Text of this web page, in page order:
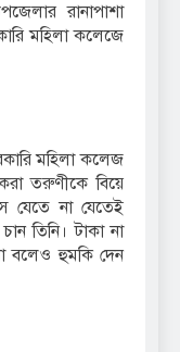
রানাপাশা
মহিলা কলেজে
মহিলা কলেজ
তরুণীকে বিয়ে
না যেতেই
তিনি। টাকা না
বলেও হুমকি দেন